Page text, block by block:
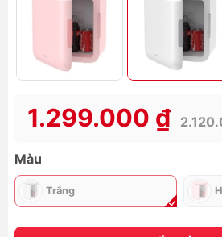
1.299.000 ₫
Màu
Trắng